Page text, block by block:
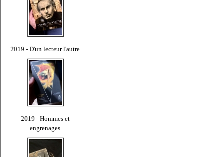
2019 - D'un lecteur l'autre
2019 - Hommes et
engrenages